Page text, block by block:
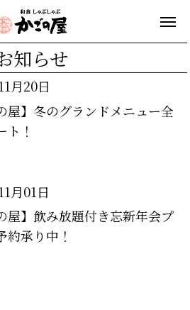
知らせ
月20日
屋】冬のグランドメニュー全
ト！
月01日
屋】飲み放題付き忘新年会プ
約承り中！